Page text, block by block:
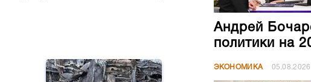
Андрей
политики на
ЭКОНОМИКА 05.08.2026